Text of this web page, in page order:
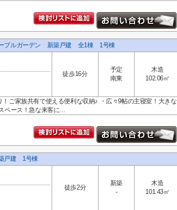
ブルガーデン 新築戸建 全1棟 1号棟
徒歩16分
予定
南東
木造
102.06㎡
ご家族共有で使える便利な収納♪ ・広々9帖の主寝室！大きな
ペース！急な来客に...
戸建 1号棟
徒歩2分
新築
-
木造
101.43㎡